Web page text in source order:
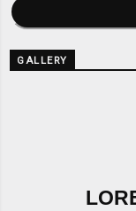
GALLERY